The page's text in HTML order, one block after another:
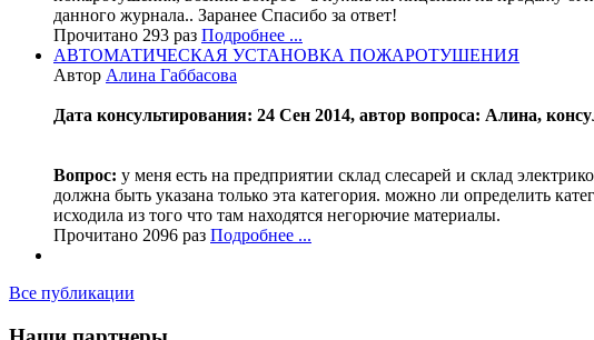
данного журнала.. Заранее Спасибо за ответ!
Прочитано 293 раз Подробнее ...
АВТОМАТИЧЕСКАЯ УСТАНОВКА ПОЖАРОТУШЕНИЯ
Автор Алина Габбасова
Дата консультирования: 24 Сен 2014, автор вопроса: Алина,
Вопрос: у меня есть на предприятии склад слесарей и склад
должна быть указана только эта категория. можно ли определить
исходила из того что там находятся негорючие материалы.
Прочитано 2096 раз Подробнее ...
Все публикации